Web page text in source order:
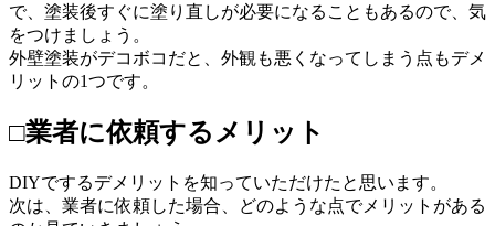
で、塗装後すぐに塗り直しが必要になることもあるので、気
をつけましょう。
外壁塗装がデコボコだと、外観も悪くなってしまう点もデメ
リットの1つです。
□業者に依頼するメリット
DIYでするデメリットを知っていただけたと思います。
次は、業者に依頼した場合、どのような点でメリットがある